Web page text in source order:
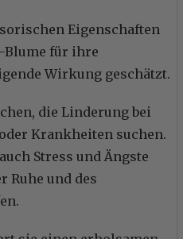
Eigenschaften
Blume für ihre
Wirkung geschätzt.
die Linderung bei
Krankheiten suchen.
Stress und Ängste
Ruhe und des